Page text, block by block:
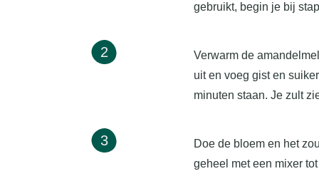
gebruikt, begin je bij
2
Verwarm de
uit en voeg gist en
minuten staan. Je zult
3
Doe de bloem en het
geheel met een mixer